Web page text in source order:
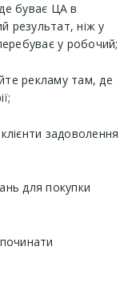
буває ЦА в
результат, ніж у
у робочий;
рекламу там, де
задоволення
для покупки